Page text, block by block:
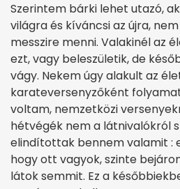
Szerintem bárki lehet utazó,
világra és kíváncsi az újra,
messzire menni. Valakinél az
ezt, vagy beleszületik, de
vágy. Nekem úgy alakult az
karateversenyzőként
voltam, nemzetközi
hétvégék nem a látnivalókról
elindítottak bennem valamit :
hogy ott vagyok, szinte
látok semmit. Ez a